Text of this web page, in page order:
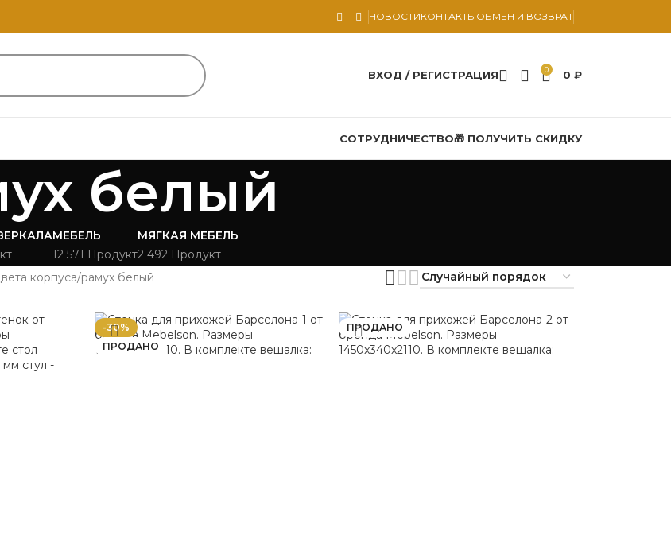
НОВОСТИКОНТАКТЫОБМЕН И ВОЗВРАТ
ВХОД / РЕГИСТРАЦИЯ 0 0 ₽
СОТРУДНИЧЕСТВО🎁 ПОЛУЧИТЬ СКИДКУ
белый
МЕБЕЛЬ
12 571 Продукт
МЯГКАЯ МЕБЕЛЬ
2 492 Продукт
корпуса рамух белый
-30%
ПРОДАНО
ПРОДАНО